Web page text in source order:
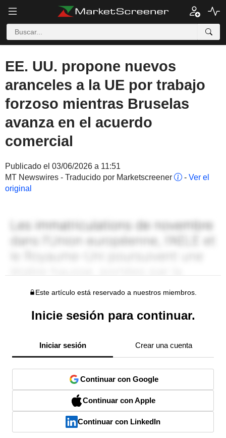
EE. UU. propone nuevos
aranceles a la UE por trabajo
forzoso mientras Bruselas
avanza en el acuerdo
comercial
Publicado el 03/06/2026 a 11:51
MT Newswires - Traducido por Marketscreener
- Ver el
original
Este artículo está reservado a nuestros miembros.
Inicie sesión para continuar.
Iniciar sesión Crear una cuenta
Continuar con Google
Continuar con Apple
Continuar con LinkedIn